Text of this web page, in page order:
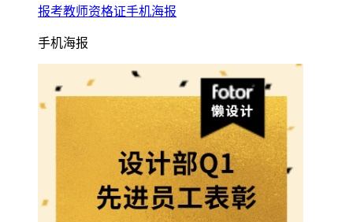
报考教师资格证手机海报
手机海报